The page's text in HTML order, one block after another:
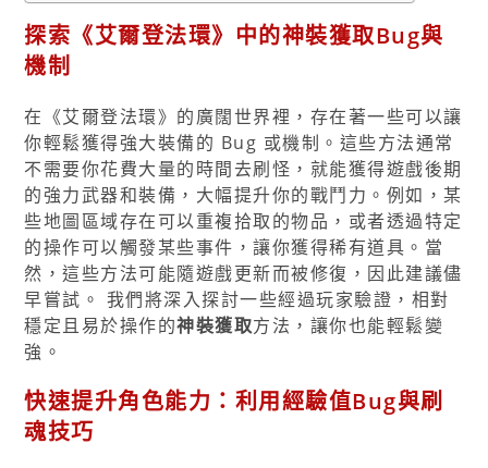
探索《艾爾登法環》中的神裝獲取Bug與
機制
在《艾爾登法環》的廣闊世界裡，存在著一些可以讓
你輕鬆獲得強大裝備的 Bug 或機制。這些方法通常
不需要你花費大量的時間去刷怪，就能獲得遊戲後期
的強力武器和裝備，大幅提升你的戰鬥力。例如，某
些地圖區域存在可以重複拾取的物品，或者透過特定
的操作可以觸發某些事件，讓你獲得稀有道具。當
然，這些方法可能隨遊戲更新而被修復，因此建議儘
早嘗試。 我們將深入探討一些經過玩家驗證，相對
穩定且易於操作的神裝獲取方法，讓你也能輕鬆變
強。
快速提升角色能力：利用經驗值Bug與刷
魂技巧